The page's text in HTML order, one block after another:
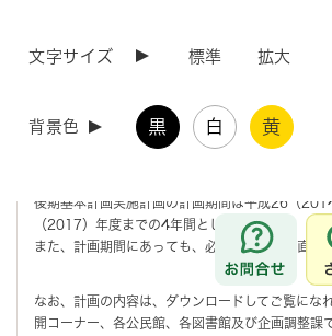
文字サイズ 標準 拡大
背景色 黒 白 黄
お問合せ
指し、後期基本計画に定めた各行政分野における
主要な事業を掲げ、各事業を計画的かつ効果的、
を目的として、平成26年4月に策定しました。
後期基本計画実施計画の計画期間は平成26（
（2017）年度までの4年間とします。
また、計画期間にあっても、必要に応じて見直し
なお、計画の内容は、ダウンロードしてご覧にな
開コーナー、各公民館、各図書館及び企画調整課